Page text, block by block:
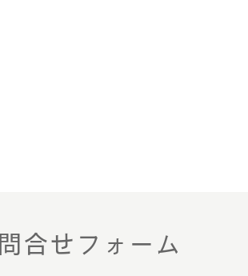
問合せフォーム